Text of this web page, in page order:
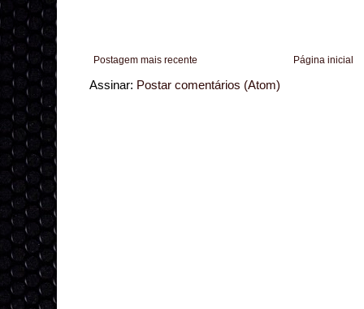
Postagem mais recente Página inicial
Assinar: Postar comentários (Atom)